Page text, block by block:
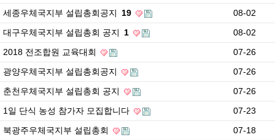
세종우체국지부 설립총회공지 19
08-02
대구우체국지부 설립총회 공지 1
08-02
2018 전조합원 교육대회
07-26
광양우체국지부 설립총회공지
07-26
춘천우체국지부 설립총회 공지
07-26
1일 단식 농성 참가자 모집합니다
07-23
북광주우체국지부 설립총회
07-18